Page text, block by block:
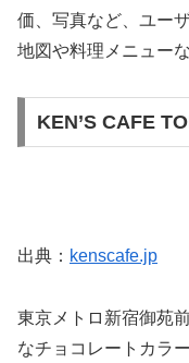
価、写真など、ユー
地図や料理メニュー
KEN’S CAFE
出典： kenscafe.jp
東京メトロ新宿御苑
なチョコレートカラ